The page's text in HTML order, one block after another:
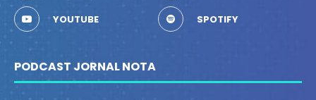
YOUTUBE SPOTIFY
PODCAST JORNAL NOTA